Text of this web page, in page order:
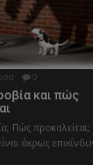
0
και πώς
Πώς προκαλείται;
άκρως